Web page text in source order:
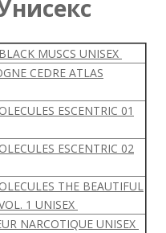
MUSCS UNISEX
CEDRE ATLAS
ESCENTRIC 01
ESCENTRIC 02
THE BEAUTIFUL
1 UNISEX
NARCOTIQUE UNISEX